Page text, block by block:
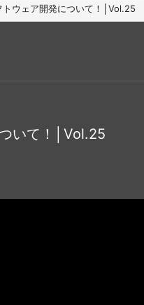
トウェア開発について！│Vol.25
いて！│Vol.25